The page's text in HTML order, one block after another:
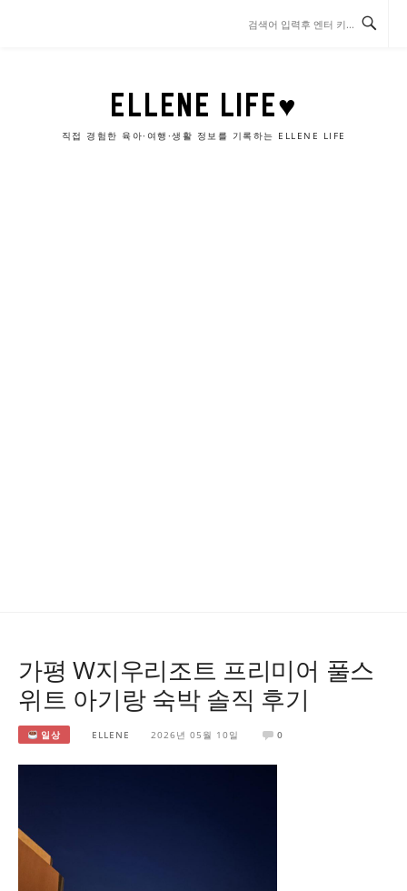
ELLENE LIFE♥
직접 경험한 육아·여행·생활 정보를 기록하는 ELLENE LIFE
가평 W지우리조트 프리미어 풀스
위트 아기랑 숙박 솔직 후기
일상 ELLENE 2026년 05월 10일 0